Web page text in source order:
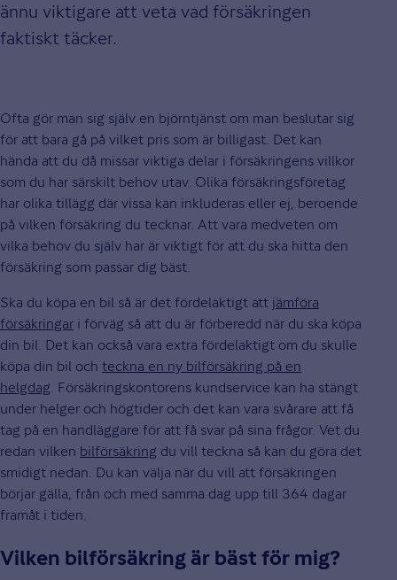
ännu viktigare att veta vad försäkringen
faktiskt täcker.
Ofta gör man sig själv en björntjänst om man beslutar sig
för att bara gå på vilket pris som är billigast. Det kan
hända att du då missar viktiga delar i försäkringens villkor
som du har särskilt behov utav. Olika försäkringsföretag
har olika tillägg där vissa kan inkluderas eller ej, beroende
på vilken försäkring du tecknar. Att vara medveten om
vilka behov du själv har är viktigt för att du ska hitta den
försäkring som passar dig bäst.
Ska du köpa en bil så är det fördelaktigt att jämföra
försäkringar i förväg så att du är förberedd när du ska köpa
din bil. Det kan också vara extra fördelaktigt om du skulle
köpa din bil och teckna en ny bilförsäkring på en
helgdag. Försäkringskontorens kundservice kan ha stängt
under helger och högtider och det kan vara svårare att få
tag på en handläggare för att få svar på sina frågor. Vet du
redan vilken bilförsäkring du vill teckna så kan du göra det
smidigt nedan. Du kan välja när du vill att försäkringen
börjar gälla, från och med samma dag upp till 364 dagar
framåt i tiden.
Vilken bilförsäkring är bäst för mig?